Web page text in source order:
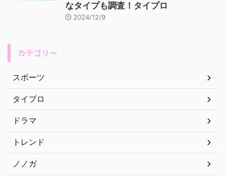
なタイプも調査！タイプロ
2024/12/9
カテゴリー
スポーツ
タイプロ
ドラマ
トレンド
ノノガ